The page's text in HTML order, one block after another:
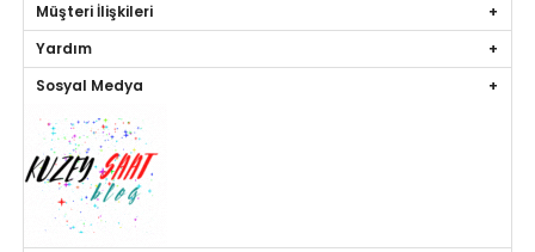
Müşteri İlişkileri
Yardım
Sosyal Medya